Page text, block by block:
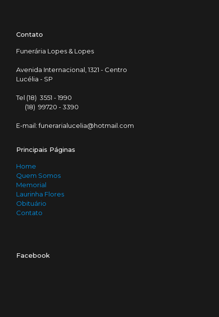
Contato
Funerária Lopes & Lopes
Avenida Internacional, 1321 - Centro
Lucélia - SP
Tel (18) 3551 - 1990
(18) 99720 - 3390
E-mail: funerarialucelia@hotmail.com
Principais Páginas
Home
Quem Somos
Memorial
Laurinha Flores
Obituário
Contato
Facebook